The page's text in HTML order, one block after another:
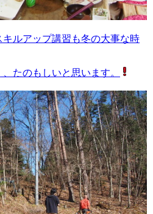
ルアップ講習も冬の大事な時
たのもしいと思います。